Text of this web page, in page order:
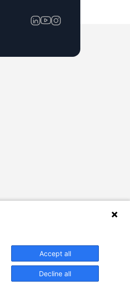
Designed byagência ili
Accept all
Decline all